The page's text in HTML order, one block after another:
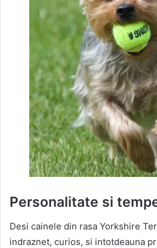
Personalitate si
Desi cainele din rasa Yorkshire
indraznet, curios, si intotdeauna